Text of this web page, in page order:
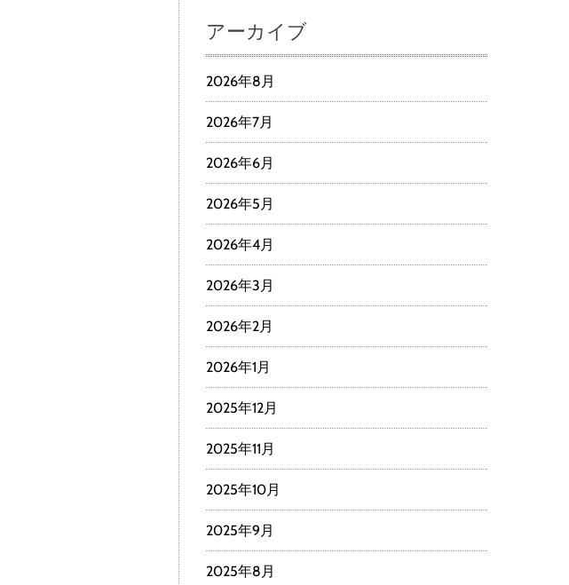
アーカイブ
2026年8月
2026年7月
2026年6月
2026年5月
2026年4月
2026年3月
2026年2月
2026年1月
2025年12月
2025年11月
2025年10月
2025年9月
2025年8月